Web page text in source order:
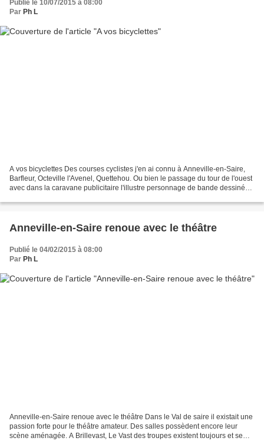
Publié le 10/07/2015 à 08:00
Par Ph L
A vos bicyclettes Des courses cyclistes j'en ai connu à Anneville-en-Saire,
Barfleur, Octeville l'Avenel, Quettehou. Ou bien le passage du tour de l'ouest
avec dans la caravane publicitaire l'illustre personnage de bande dessinée
Anneville-en-Saire renoue avec le théâtre
Publié le 04/02/2015 à 08:00
Par Ph L
Anneville-en-Saire renoue avec le théâtre Dans le Val de saire il existait une
passion forte pour le théâtre amateur. Des salles possèdent encore leur
scène aménagée. A Brillevast, Le Vast des troupes existent toujours et se